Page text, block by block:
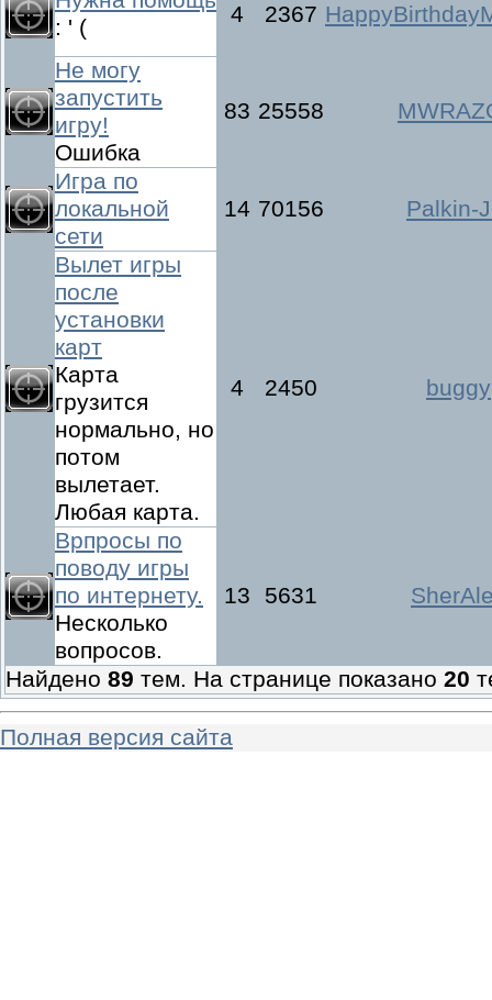
: ' (
4 2367
Не могу
запустить
игру!
Ошибка
83 25558
Игра по
локальной
сети
14 70156 Palkin-
Вылет игры
после
установки
карт
Карта
грузится
нормально, но
потом
вылетает.
Любая карта.
4 2450 buggy
Врпросы по
поводу игры
по интернету.
Несколько
вопросов.
13 5631
Найдено 89 тем. На странице показано 20
Полная версия сайта